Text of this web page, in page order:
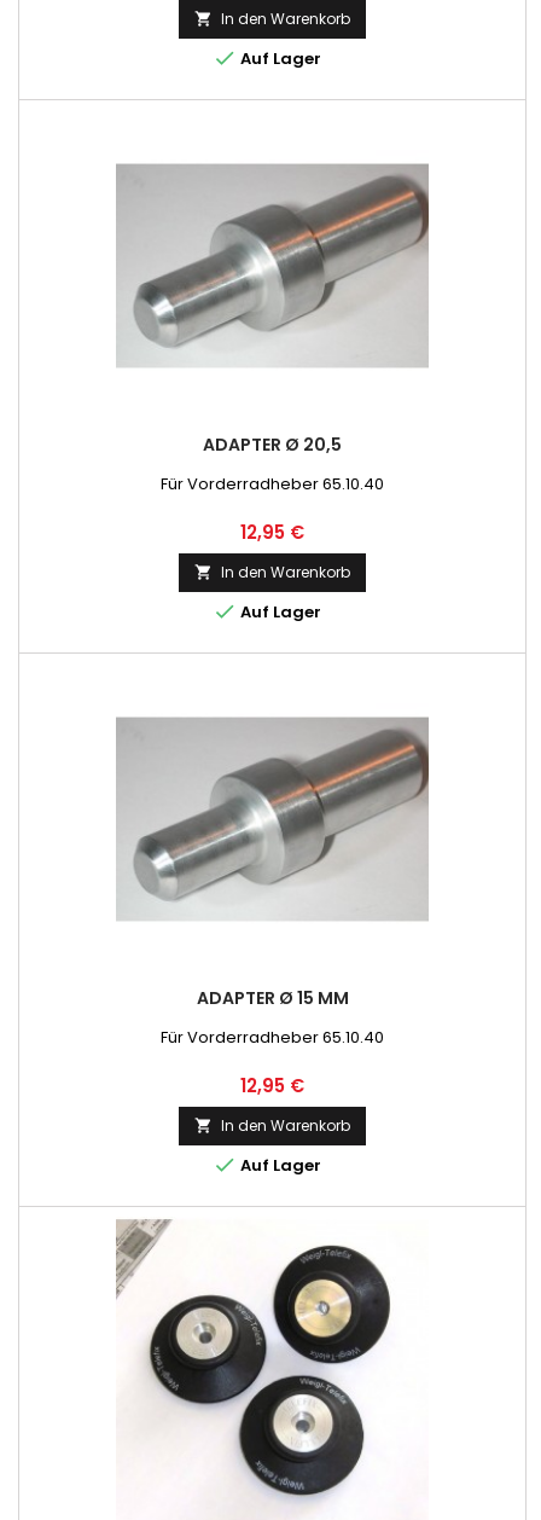
 In den Warenkorb
 Auf Lager
ADAPTER Ø 20,5
Für Vorderradheber 65.10.40
Preis
12,95 €
 In den Warenkorb
 Auf Lager
ADAPTER Ø 15 MM
Für Vorderradheber 65.10.40
Preis
12,95 €
 In den Warenkorb
 Auf Lager